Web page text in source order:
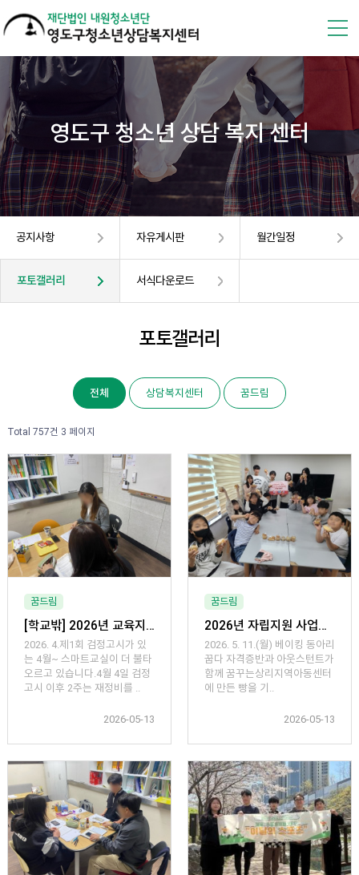
영도구 청소년 상담 복지 센터
공지사항 자유게시판 월간일정
포토갤러리 서식다운로드
포토갤러리
전체 상담복지센터 꿈드림
Total 757건 3 페이지
꿈드림
[학교밖] 2026년 교육지원 사업 4월 스마트교실
2026. 4.제1회 검정고시가 있
는 4월~ 스마트교실이 더 불타
오르고 있습니다.4월 4일 검정
고시 이후 2주는 재정비를 ..
2026-05-13
꿈드림
2026년 자립지원 사업「베이킹 동아리 꿉다 ⅹ아웃스턴트 빵 기부」
2026. 5. 11.(월) 베이킹 동아리
꿉다 자격증반과 아웃스턴트가
함께 꿈꾸는상리지역아동센터
에 만든 빵을 기..
2026-05-13